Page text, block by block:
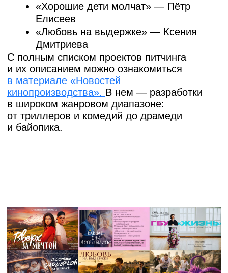
«
«Будьте смелее, ярче, креативнее,
будьте обособленными
и оригинальными. И больше смотрите
кино»,
Гостями Спиддейтинга стали более 100
представителей ведущих онлайн-платформ,
продакшен-студий, телеканалов
и дистрибьютеров. Среди них: Михаил
Китаев, Теймур Джафаров, Лала
Рустамова, Максим Рыбаков, Наталия
Шнейдерова, Александр Шебанов,
Димитрий Яни многие другие.